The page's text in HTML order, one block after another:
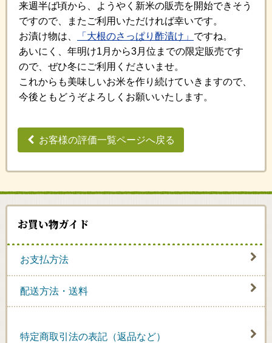
来週半ば頃から、ようやく新米の販売を開始できそう
ですので、またご利用いただければ幸いです。
お漬け物は、
「大根のさっぱり酢漬け」 ですね。
あいにく、年明け1月から3月位までの限定販売です
ので、ぜひ冬にご利用くださいませ。
これからも美味しいお米を作り続けていきますので、
今後ともどうぞよろしくお願いいたします。
お客様の評価一覧ページへ戻る
お買い物ガイド
お支払方法
配送方法・送料
特定商取引法の表記（返品など）